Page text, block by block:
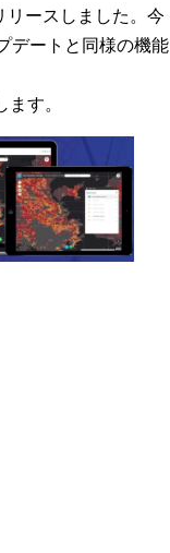
リースしました。今
デートと同様の機能
す。